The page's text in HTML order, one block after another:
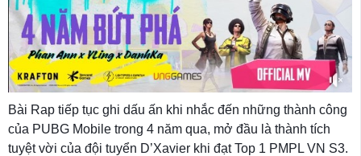
Bài Rap tiếp tục ghi dấu ấn khi nhắc đến những thành công
của PUBG Mobile trong 4 năm qua, mở đầu là thành tích
tuyệt vời của đội tuyển D’Xavier khi đạt Top 1 PMPL VN S3.